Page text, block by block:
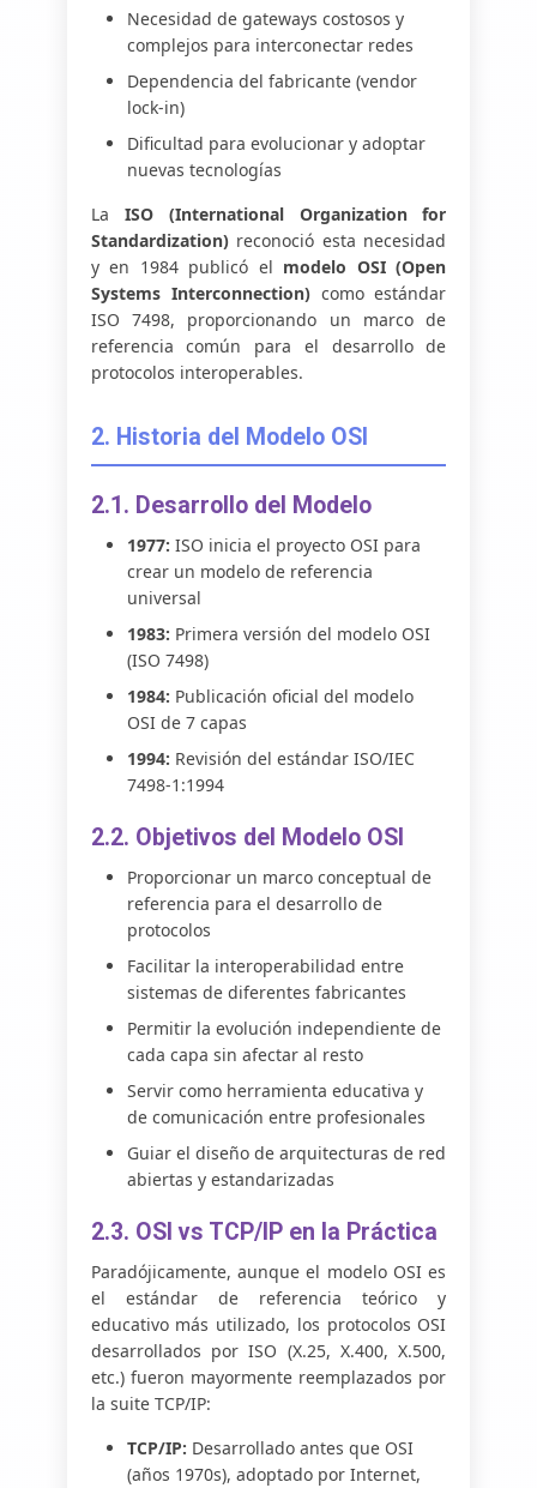
Necesidad de gateways costosos y
complejos para interconectar redes
Dependencia del fabricante (vendor
lock-in)
Dificultad para evolucionar y adoptar
nuevas tecnologías
La ISO (International Organization for
Standardization)reconoció esta necesidad
y en 1984 publicó el modelo OSI (Open
Systems Interconnection)como estándar
ISO 7498, proporcionando un marco de
referencia común para el desarrollo de
protocolos interoperables.
2. Historia del Modelo OSI
2.1. Desarrollo del Modelo
1977: ISO inicia el proyecto OSI para
crear un modelo de referencia
universal
1983: Primera versión del modelo OSI
(ISO 7498)
1984: Publicación oficial del modelo
OSI de 7 capas
1994: Revisión del estándar ISO/IEC
7498-1:1994
2.2. Objetivos del Modelo OSI
Proporcionar un marco conceptual de
referencia para el desarrollo de
protocolos
Facilitar la interoperabilidad entre
sistemas de diferentes fabricantes
Permitir la evolución independiente de
cada capa sin afectar al resto
Servir como herramienta educativa y
de comunicación entre profesionales
Guiar el diseño de arquitecturas de red
abiertas y estandarizadas
2.3. OSI vs TCP/IP en la Práctica
Paradójicamente, aunque el modelo OSI es
el estándar de referencia teórico y
educativo más utilizado, los protocolos OSI
desarrollados por ISO (X.25, X.400, X.500,
etc.) fueron mayormente reemplazados por
la suite TCP/IP:
TCP/IP: Desarrollado antes que OSI
(años 1970s), adoptado por Internet,